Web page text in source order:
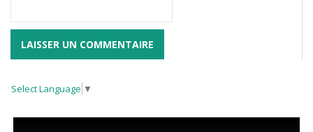
Select Language ▼